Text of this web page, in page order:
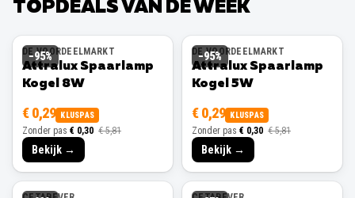
TOPDEALS VAN DE WEEK
−95%
DE VOORDEELMARKT
Attralux Spaarlamp
Kogel 8W
€ 0,29 KLUSPAS
Zonder pas € 0,30 € 5,81
Bekijk →
−95%
DE VOORDEELMARKT
Attralux Spaarlamp
Kogel 5W
€ 0,29 KLUSPAS
Zonder pas € 0,30 € 5,81
Bekijk →